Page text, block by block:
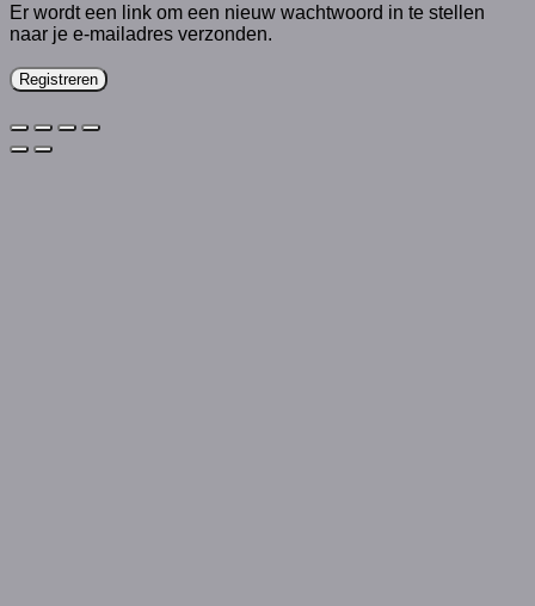
Er wordt een link om een nieuw wachtwoord in te stellen
naar je e-mailadres verzonden.
Registreren